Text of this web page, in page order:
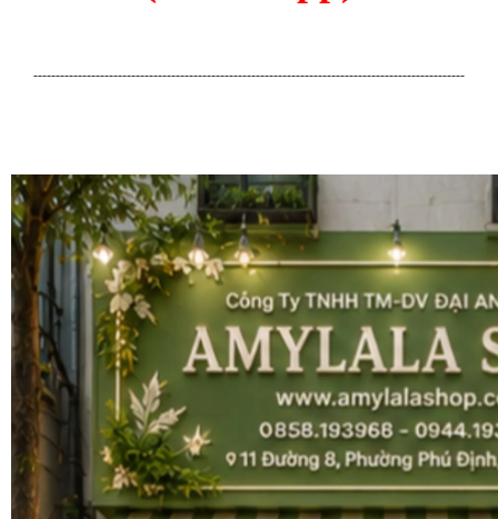
-------------------------------------------------------------------------------------------------